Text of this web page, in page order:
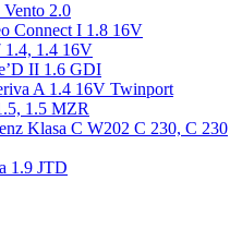
2.0
Connect I 1.8 16V
1.4, 1.4 16V
II 1.6 GDI
A 1.4 16V Twinport
1.5 MZR
Klasa C W202 C 230, C 230
1.9 JTD